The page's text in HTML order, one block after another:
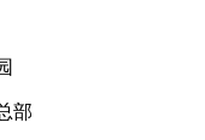
部